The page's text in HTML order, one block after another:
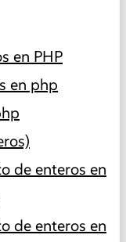
en PHP
en php
de enteros en
de enteros en